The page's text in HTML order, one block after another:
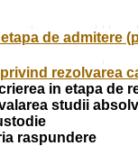
de admitere
rezolvarea
in etapa de
studii
raspundere